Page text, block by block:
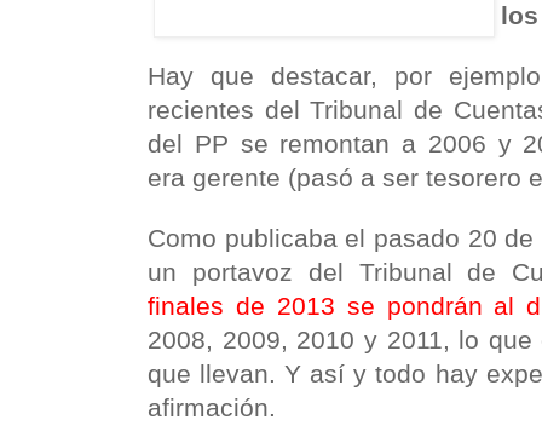
Hay que destacar, por
recientes del Tribunal de
del PP se remontan a 2006 y
era gerente (pasó a ser tesorero
Como publicaba el pasado 20
un portavoz del Tribunal de
finales de 2013 se pondrán al
2008, 2009, 2010 y 2011, lo
que llevan. Y así y todo hay
afirmación.